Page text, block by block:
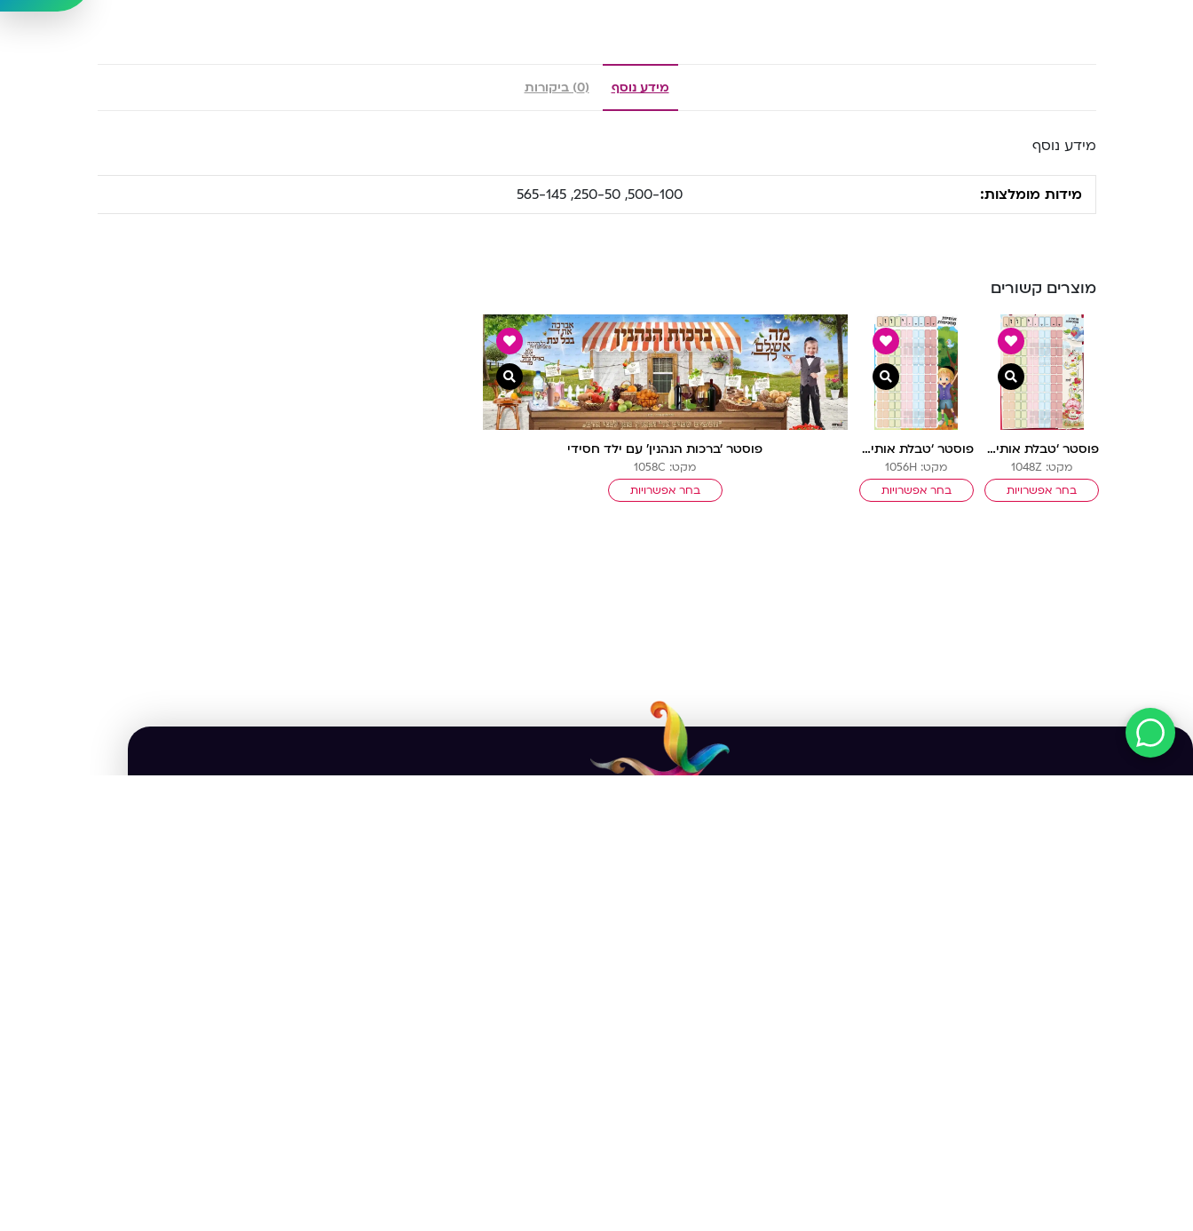
מידע נוסף (0) ביקורות
מידע נוסף
מידות מומלצות: 500-100, 250-50, 565-145
מוצרים קשורים
פוסטר ‘טבלת אותיות’ | תותית
מקט: 1048Z
בחר אפשרויות
צפייה מהירה
פוסטר ‘טבלת אותיות’ | טבע בנים
מקט: 1056H
בחר אפשרויות
צפייה מהירה
פוסטר ‘ברכות הנהנין’ עם ילד חסידי
מקט: 1058C
בחר אפשרויות
צפייה מהירה